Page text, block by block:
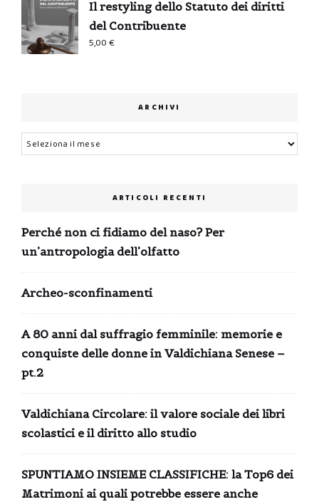
Il restyling dello Statuto dei diritti
del Contribuente
5,00€
ARCHIVI
Archivi
ARTICOLI RECENTI
Perché non ci fidiamo del naso? Per
un’antropologia dell’olfatto
Archeo-sconfinamenti
A 80 anni dal suffragio femminile: memorie e
conquiste delle donne in Valdichiana Senese –
pt.2
Valdichiana Circolare: il valore sociale dei libri
scolastici e il diritto allo studio
SPUNTIAMO INSIEME CLASSIFICHE: la Top6 dei
Matrimoni ai quali potrebbe essere anche